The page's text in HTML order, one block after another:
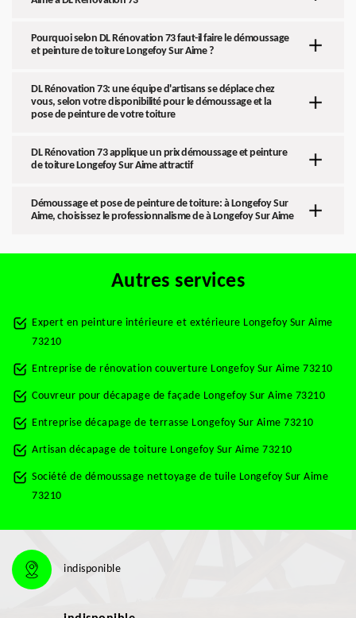
Pourquoi selon DL Rénovation 73 faut-il faire le démoussage
et peinture de toiture Longefoy Sur Aime ?
DL Rénovation 73: une équipe d'artisans se déplace chez
vous, selon votre disponibilité pour le démoussage et la
pose de peinture de votre toiture
DL Rénovation 73 applique un prix démoussage et peinture
de toiture Longefoy Sur Aime attractif
Démoussage et pose de peinture de toiture: à Longefoy Sur
Aime, choisissez le professionnalisme de à Longefoy Sur Aime
Autres services
Expert en peinture intérieure et extérieure Longefoy Sur Aime
73210
Entreprise de rénovation couverture Longefoy Sur Aime 73210
Couvreur pour décapage de façade Longefoy Sur Aime 73210
Entreprise décapage de terrasse Longefoy Sur Aime 73210
Artisan décapage de toiture Longefoy Sur Aime 73210
Société de démoussage nettoyage de tuile Longefoy Sur Aime
73210
indisponible